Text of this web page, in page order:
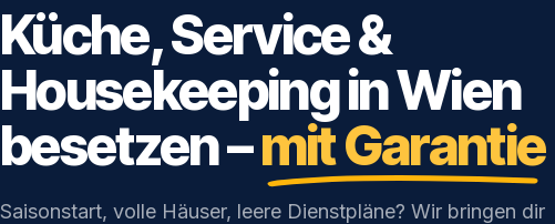
Küche, Service &
Housekeeping in Wien
besetzen –mit Garantie
Saisonstart, volle Häuser, leere Dienstpläne? Wir bringen dir